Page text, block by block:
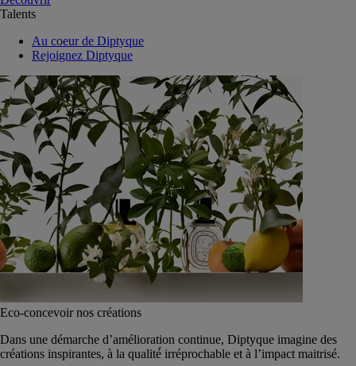
Talents
Au coeur de Diptyque
Rejoignez Diptyque
Eco-concevoir nos créations
Dans une démarche d’amélioration continue, Diptyque imagine des
créations inspirantes, à la qualité́ irréprochable et à l’impact maitrisé.